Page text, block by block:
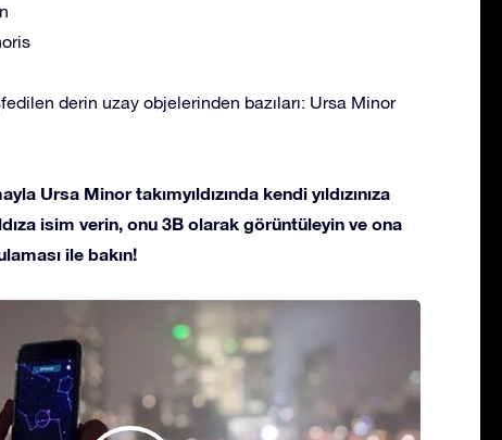
derin uzay objelerinden bazıları: Ursa Minor
Ursa Minor takımyıldızında kendi yıldızınıza
isim verin, onu 3B olarak görüntüleyin ve ona
ile bakın!